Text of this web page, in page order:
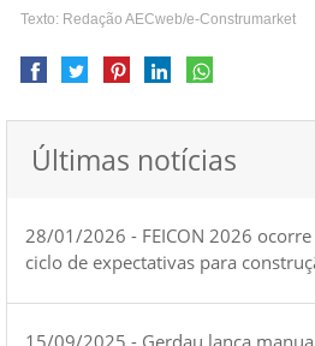
Texto: Redação AECweb/e-Construmarket
Últimas notícias
28/01/2026 - FEICON 2026
ciclo de expectativas para
15/09/2025 - Gerdau lança